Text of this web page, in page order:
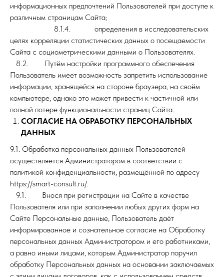
информационных предпочтений Пользователей при доступе к
различным страницам Сайта;
8.1.4. определения в исследовательских
целях корреляции статистических данных о посещаемости
Сайта с социометрическими данными о Пользователях.
8.2. Путём настройки программного обеспечения
Пользователь имеет возможность запретить использование
информации, хранящейся на стороне браузера, на своём
компьютере, однако это может привести к частичной или
полной потере функциональности страниц Сайта.
СОГЛАСИЕ НА ОБРАБОТКУ ПЕРСОНАЛЬНЫХ
ДАННЫХ
9.1. Обработка персональных данных Пользователей
осуществляется Администратором в соответствии с
политикой конфиденциальности, размещённой по адресу
https://smart-consult.ru/.
9.1. Внося при регистрации на Сайте в качестве
Пользователя или при заполнении любых других форм на
Сайте Персональные данные, Пользователь даёт
информированное и сознательное согласие на Обработку
персональных данных Администратором и его работниками,
а равно иными лицами, которым Администратор поручил
обработку Персональных данных на основании заключаемых